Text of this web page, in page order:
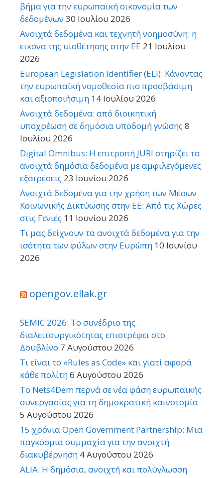
βήμα για την ευρωπαϊκή οικονομία των
δεδομένων 30 Ιουλίου 2026
Ανοιχτά δεδομένα και τεχνητή νοημοσύνη: η
εικόνα της υιοθέτησης στην ΕΕ 21 Ιουλίου
2026
European Legislation Identifier (ELI): Κάνοντας
την ευρωπαϊκή νομοθεσία πιο προσβάσιμη
και αξιοποιήσιμη 14 Ιουλίου 2026
Ανοιχτά δεδομένα: από διοικητική
υποχρέωση σε δημόσια υποδομή γνώσης 8
Ιουλίου 2026
Digital Omnibus: Η επιτροπή JURI στηρίζει τα
ανοιχτά δημόσια δεδομένα με αμφιλεγόμενες
εξαιρέσεις 23 Ιουνίου 2026
Ανοιχτά δεδομένα για την χρήση των Μέσων
Κοινωνικής Δικτύωσης στην ΕΕ: Από τις Χώρες
στις Γενιές 11 Ιουνίου 2026
Τι μας δείχνουν τα ανοιχτά δεδομένα για την
ισότητα των φύλων στην Ευρώπη 10 Ιουνίου
2026
opengov.ellak.gr
SEMIC 2026: Το συνέδριο της
διαλειτουργικότητας επιστρέφει στο
Δουβλίνο 7 Αυγούστου 2026
Τι είναι το «Rules as Code» και γιατί αφορά
κάθε πολίτη6 Αυγούστου 2026
Το Nets4Dem περνά σε νέα φάση ευρωπαϊκής
συνεργασίας για τη δημοκρατική καινοτομία
5 Αυγούστου 2026
15 χρόνια Open Government Partnership: Μια
παγκόσμια συμμαχία για την ανοιχτή
διακυβέρνηση 4 Αυγούστου 2026
ALIA: Η δημόσια, ανοιχτή και πολύγλωσση